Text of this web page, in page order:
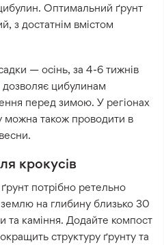
Оптимальний ґрунт
з достатнім вмістом
— осінь, за 4-6 тижнів
цибулинам
перед зимою. У регіонах
можна також проводити в
крокусів
потрібно ретельно
на глибину близько 30
та каміння. Додайте компост
структуру ґрунту та